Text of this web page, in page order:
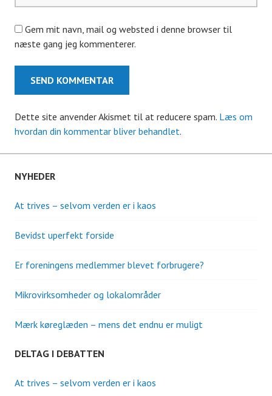
Gem mit navn, mail og websted i denne browser til
næste gang jeg kommenterer.
Dette site anvender Akismet til at reducere spam. Læs om
hvordan din kommentar bliver behandlet.
NYHEDER
At trives – selvom verden er i kaos
Bevidst uperfekt forside
Er foreningens medlemmer blevet forbrugere?
Mikrovirksomheder og lokalområder
Mærk køreglæden – mens det endnu er muligt
DELTAG I DEBATTEN
At trives – selvom verden er i kaos